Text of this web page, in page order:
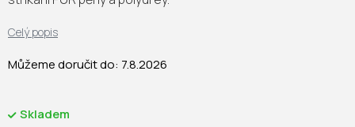
Skladem
Můžeme doručit do: 7.8.2026
Celý popis